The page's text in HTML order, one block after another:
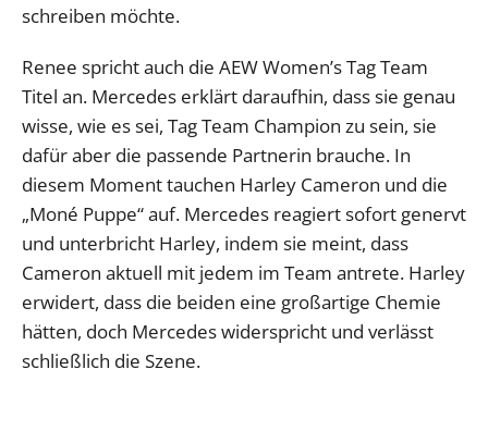
schreiben möchte.
Renee spricht auch die AEW Women’s Tag Team
Titel an. Mercedes erklärt daraufhin, dass sie genau
wisse, wie es sei, Tag Team Champion zu sein, sie
dafür aber die passende Partnerin brauche. In
diesem Moment tauchen Harley Cameron und die
„Moné Puppe“ auf. Mercedes reagiert sofort genervt
und unterbricht Harley, indem sie meint, dass
Cameron aktuell mit jedem im Team antrete. Harley
erwidert, dass die beiden eine großartige Chemie
hätten, doch Mercedes widerspricht und verlässt
schließlich die Szene.